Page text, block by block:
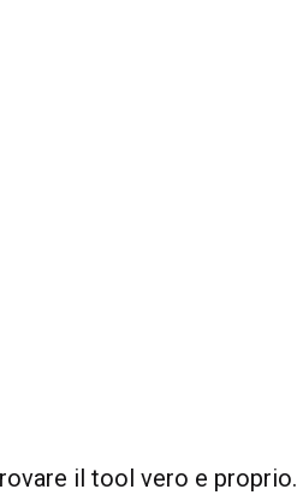
il tool vero e proprio.